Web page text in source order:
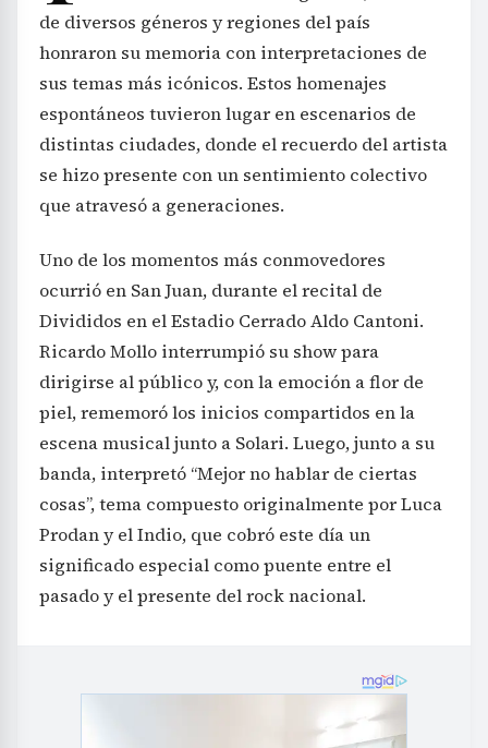
de diversos géneros y regiones del país
honraron su memoria con interpretaciones de
sus temas más icónicos. Estos homenajes
espontáneos tuvieron lugar en escenarios de
distintas ciudades, donde el recuerdo del artista
se hizo presente con un sentimiento colectivo
que atravesó a generaciones.
Uno de los momentos más conmovedores
ocurrió en San Juan, durante el recital de
Divididos en el Estadio Cerrado Aldo Cantoni.
Ricardo Mollo interrumpió su show para
dirigirse al público y, con la emoción a flor de
piel, rememoró los inicios compartidos en la
escena musical junto a Solari. Luego, junto a su
banda, interpretó “Mejor no hablar de ciertas
cosas”, tema compuesto originalmente por Luca
Prodan y el Indio, que cobró este día un
significado especial como puente entre el
pasado y el presente del rock nacional.